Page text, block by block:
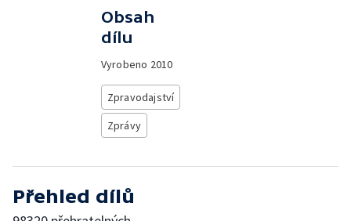
Obsah
dílu
Vyrobeno 2010
Zpravodajství
Zprávy
Přehled dílů